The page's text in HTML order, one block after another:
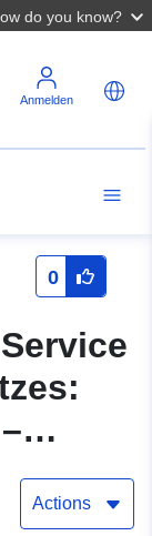
do you know?
Anmelden
0
Actions